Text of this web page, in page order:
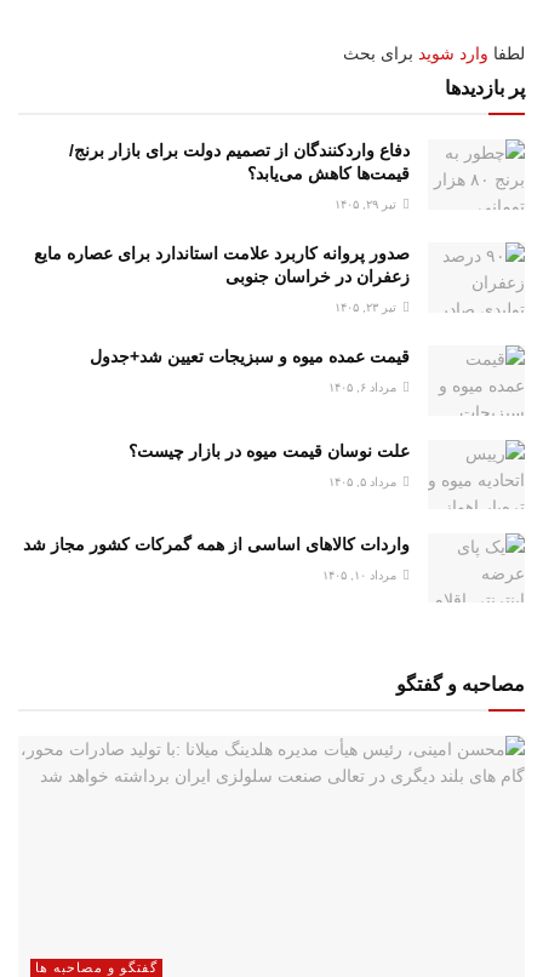
لطفا وارد شوید برای بحث
پر بازدیدها
دفاع واردکنندگان از تصمیم دولت برای بازار برنج/
قیمت‌ها کاهش می‌یابد؟
تیر ۲۹, ۱۴۰۵
صدور پروانه کاربرد علامت استاندارد برای عصاره مایع
زعفران در خراسان جنوبی
تیر ۲۳, ۱۴۰۵
قیمت عمده میوه و سبزیجات تعیین شد+جدول
مرداد ۶, ۱۴۰۵
علت نوسان قیمت میوه در بازار چیست؟
مرداد ۵, ۱۴۰۵
واردات کالاهای اساسی از همه گمرکات کشور مجاز شد
مرداد ۱۰, ۱۴۰۵
مصاحبه و گفتگو
گفتگو و مصاحبه ها